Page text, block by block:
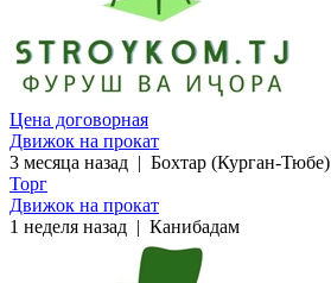
Цена договорная
Движок на прокат
3 месяца назад | Бохтар (Курган-Тюбе)
Торг
Движок на прокат
1 неделя назад | Канибадам